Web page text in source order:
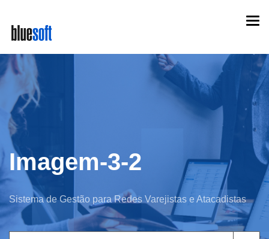
main
content
Imagem-3-2
Sistema de Gestão para Redes Varejistas e Atacadistas